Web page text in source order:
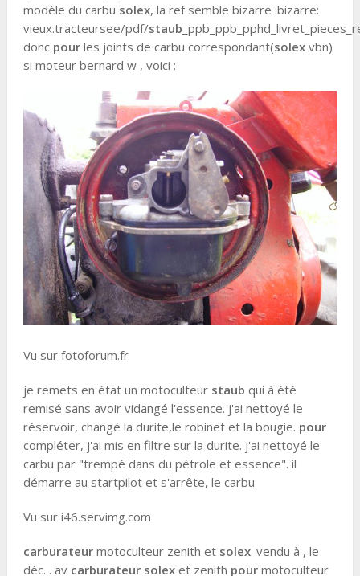
modèle du carbu solex, la ref semble bizarre :bizarre:
vieux.tracteursee/pdf/staub
donc pourles joints de carbu correspondant(solexvbn)
si moteur bernard w , voici :
Vu sur fotoforum.fr
je remets en état un motoculteur staub qui à été
remisé sans avoir vidangé l'essence. j'ai nettoyé le
réservoir, changé la durite,le robinet et la bougie. pour
compléter, j'ai mis en filtre sur la durite. j'ai nettoyé le
carbu par "trempé dans du pétrole et essence". il
démarre au startpilot et s'arrête, le carbu
Vu sur i46.servimg.com
carburateurmotoculteur zenith et solex. vendu à , le
déc. . av carburateur solexet zenith pourmotoculteur